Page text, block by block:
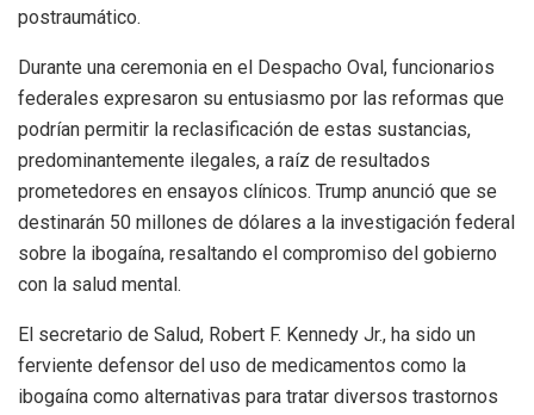
postraumático.
Durante una ceremonia en el Despacho Oval, funcionarios
federales expresaron su entusiasmo por las reformas que
podrían permitir la reclasificación de estas sustancias,
predominantemente ilegales, a raíz de resultados
prometedores en ensayos clínicos. Trump anunció que se
destinarán 50 millones de dólares a la investigación federal
sobre la ibogaína, resaltando el compromiso del gobierno
con la salud mental.
El secretario de Salud, Robert F. Kennedy Jr., ha sido un
ferviente defensor del uso de medicamentos como la
ibogaína como alternativas para tratar diversos trastornos